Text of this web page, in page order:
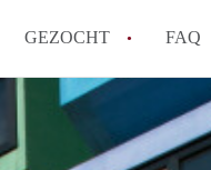
GEZOCHT FAQ
vind ik snel een kamer in Utrecht?
moeilijk is het om een kamer te